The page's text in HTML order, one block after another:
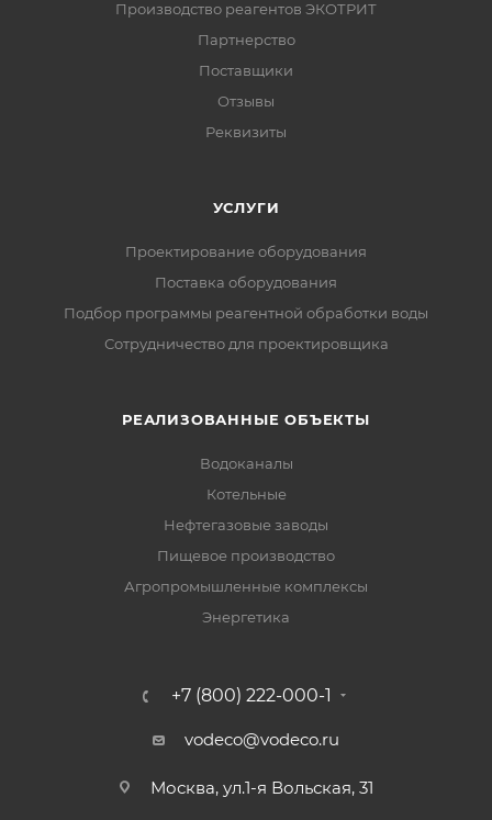
Производство реагентов ЭКОТРИТ
Партнерство
Поставщики
Отзывы
Реквизиты
УСЛУГИ
Проектирование оборудования
Поставка оборудования
Подбор программы реагентной обработки воды
Сотрудничество для проектировщика
РЕАЛИЗОВАННЫЕ ОБЪЕКТЫ
Водоканалы
Котельные
Нефтегазовые заводы
Пищевое производство
Агропромышленные комплексы
Энергетика
+7 (800) 222-000-1
vodeco@vodeco.ru
Москва, ул.1-я Вольская, 31